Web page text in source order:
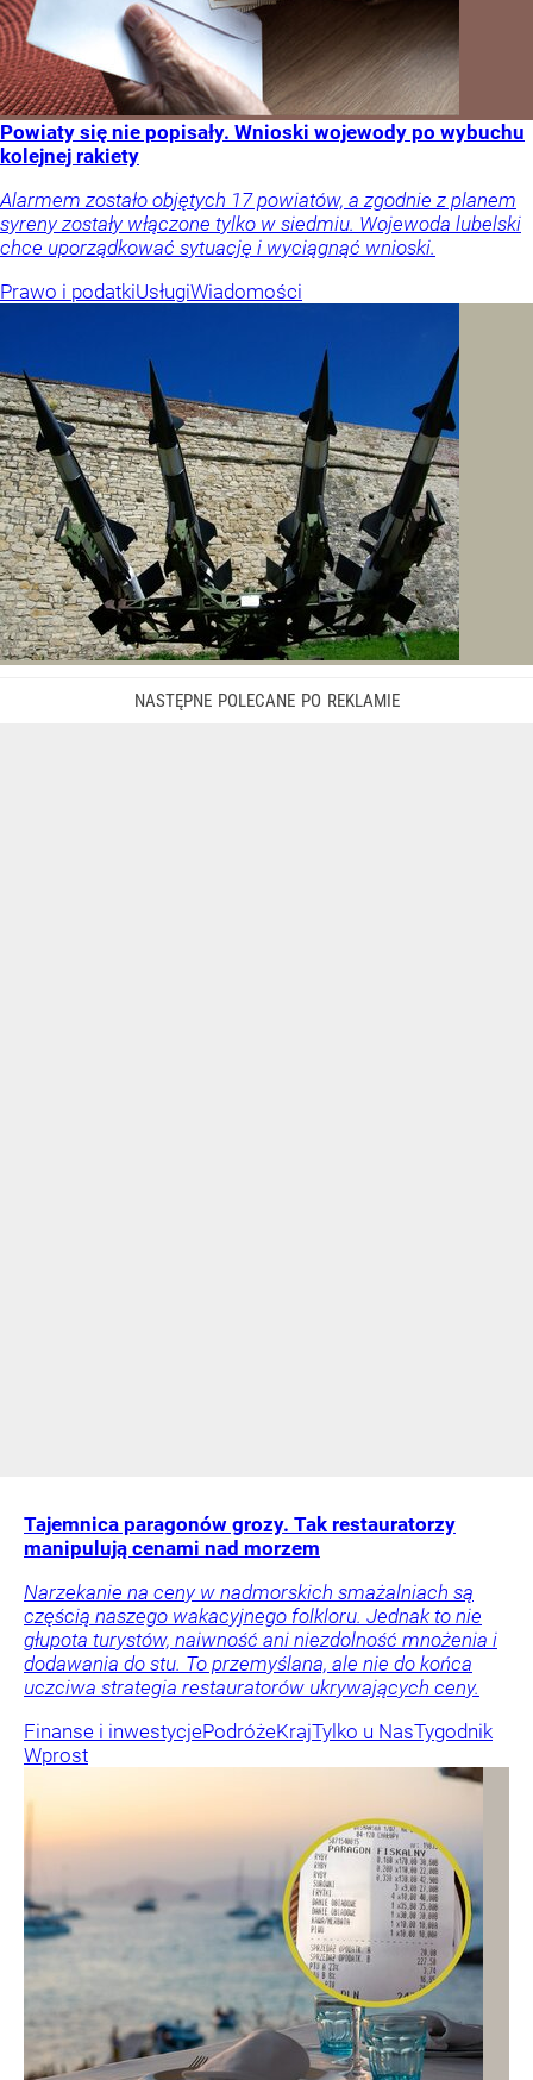
Powiaty się nie popisały. Wnioski wojewody po wybuchu
kolejnej rakiety
Alarmem zostało objętych 17 powiatów, a zgodnie z planem
syreny zostały włączone tylko w siedmiu. Wojewoda lubelski
chce uporządkować sytuację i wyciągnąć wnioski.
Prawo i podatkiUsługiWiadomości
Tajemnica paragonów grozy. Tak restauratorzy
manipulują cenami nad morzem
Narzekanie na ceny w nadmorskich smażalniach są
częścią naszego wakacyjnego folkloru. Jednak to nie
głupota turystów, naiwność ani niezdolność mnożenia i
dodawania do stu. To przemyślana, ale nie do końca
uczciwa strategia restauratorów ukrywających ceny.
Finanse i inwestycjePodróżeKrajTylko u NasTygodnik
Wprost